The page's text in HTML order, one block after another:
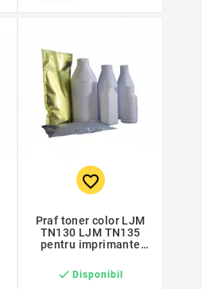
favorite_border
Praf toner color LJM
TN130 LJM TN135
pentru imprimante
 Disponibil